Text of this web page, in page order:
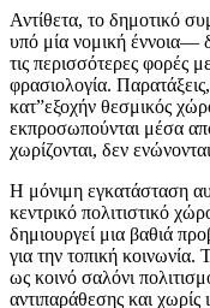
Αντίθετα, το δημοτικό
υπό μία νομική έννοια—
τις περισσότερες φορές
φρασιολογία.
κατ”εξοχήν θεσμικός
εκπροσωπούνται μέσα
χωρίζονται, δεν
Η μόνιμη εγκατάσταση
κεντρικό πολιτιστικό
δημιουργεί μια βαθιά
για την τοπική
ως κοινό σαλόνι
αντιπαράθεσης και χωρίς